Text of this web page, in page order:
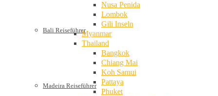
Bali Reiseführer
Madeira Reiseführer
Nusa Penida
Lombok
Gili Inseln
Myanmar
Thailand
Bangkok
Chiang Mai
Koh Samui
Pattaya
Phuket